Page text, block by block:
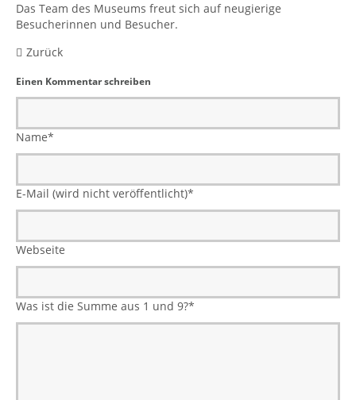
Das Team des Museums freut sich auf neugierige
Besucherinnen und Besucher.
Zurück
Einen Kommentar schreiben
Name*
E-Mail (wird nicht veröffentlicht)*
Webseite
Was ist die Summe aus 1 und 9?*